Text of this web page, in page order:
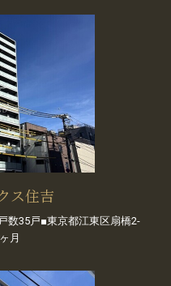
ス住吉
数35戸■東京都江東区扇橋2-
月